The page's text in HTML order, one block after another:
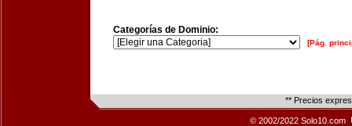
Categorías de Dominio:
[Pág.
** Precios
© 2002/2022 Solo10.com